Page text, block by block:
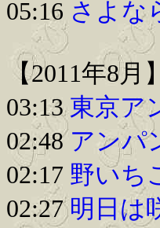
05:16 さよな
【2011年8月】
03:13東京ア
02:48アンパ
02:17 野いち
02:27明日は